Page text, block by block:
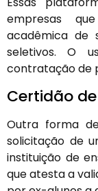
empresas
acadêmica de
seletivos. O
contratação de
Certidão
Outra forma
solicitação de
instituição de
que atesta a